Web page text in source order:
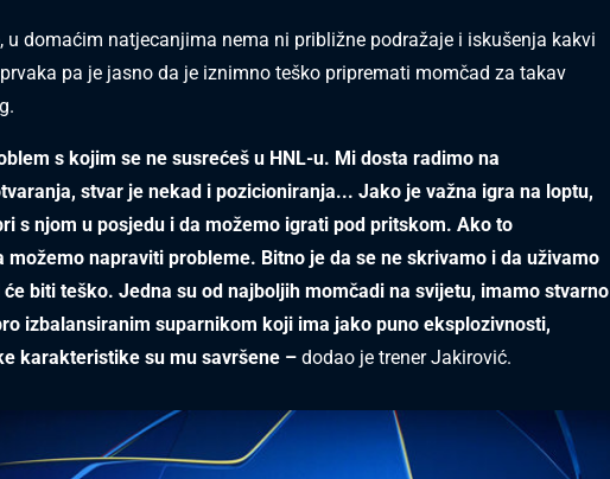
u domaćim natjecanjima nema ni približne podražaje i iskušenja kakvi
pa je jasno da je iznimno teško pripremati momčad za takav
s kojim se ne susrećeš u HNL-u. Mi dosta radimo na
stvar je nekad i pozicioniranja... Jako je važna igra na loptu,
s njom u posjedu i da možemo igrati pod pritskom. Ako to
možemo napraviti probleme. Bitno je da se ne skrivamo i da uživamo
biti teško. Jedna su od najboljih momčadi na svijetu, imamo stvarno
izbalansiranim suparnikom koji ima jako puno eksplozivnosti,
karakteristike su mu savršene – dodao je trener Jakirović.